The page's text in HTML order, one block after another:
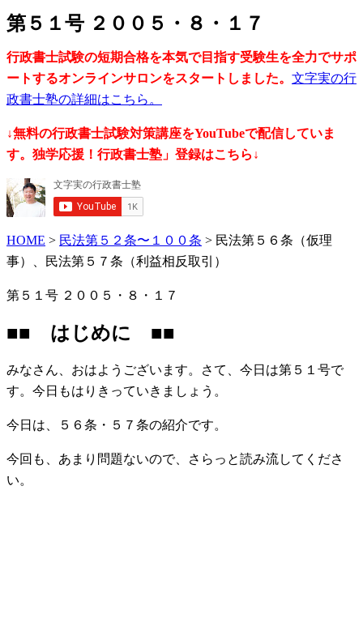
第５１号 ２００５・８・１７
行政書士試験の短期合格を本気で目指す受験生を全力でサポ
ートするオンラインサロンをスタートしました。 文字実の行
政書士塾の詳細はこちら。
↓無料の行政書士試験対策講座をYouTubeで配信していま
す。独学応援！行政書士塾」登録はこちら↓
HOME > 民法第５２条〜１００条 > 民法第５６条（仮理
事）、民法第５７条（利益相反取引）
第５１号 ２００５・８・１７
■■ はじめに ■■
みなさん、おはようございます。さて、今日は第５１号で
す。今日もはりきっていきましょう。
今日は、５６条・５７条の紹介です。
今回も、あまり問題ないので、さらっと読み流してくださ
い。